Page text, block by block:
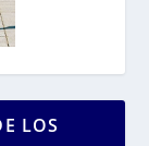
LOS